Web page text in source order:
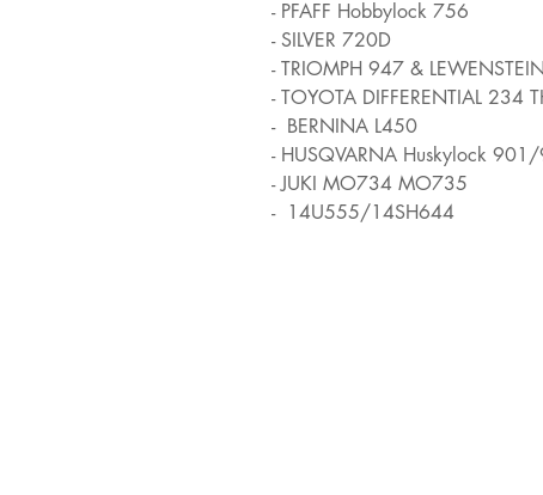
- PFAFF Hobbylock 756
- SILVER 720D
- TRIOMPH 947 &
- TOYOTA DIFFERENTIAL 234
- BERNINA L450
- HUSQVARNA Huskylock
- JUKI MO734 MO735
- 14U555/14SH644